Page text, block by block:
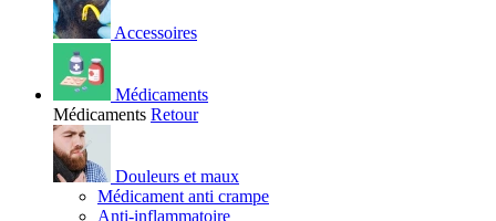
Accessoires
Médicaments
Médicaments Retour
Douleurs et maux
Médicament anti crampe
Anti-inflammatoire